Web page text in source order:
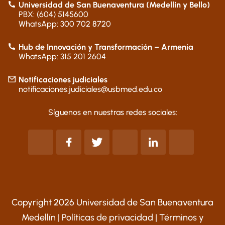
Universidad de San Buenaventura (Medellín y Bello)
PBX: (604) 5145600
WhatsApp: 300 702 8720
Hub de Innovación y Transformación – Armenia
WhatsApp: 315 201 2604
Notificaciones judiciales
notificaciones.judiciales@usbmed.edu.co
Síguenos en nuestras redes sociales:
Copyright 2026 Universidad de San Buenaventura
Medellín | Políticas de privacidad | Términos y